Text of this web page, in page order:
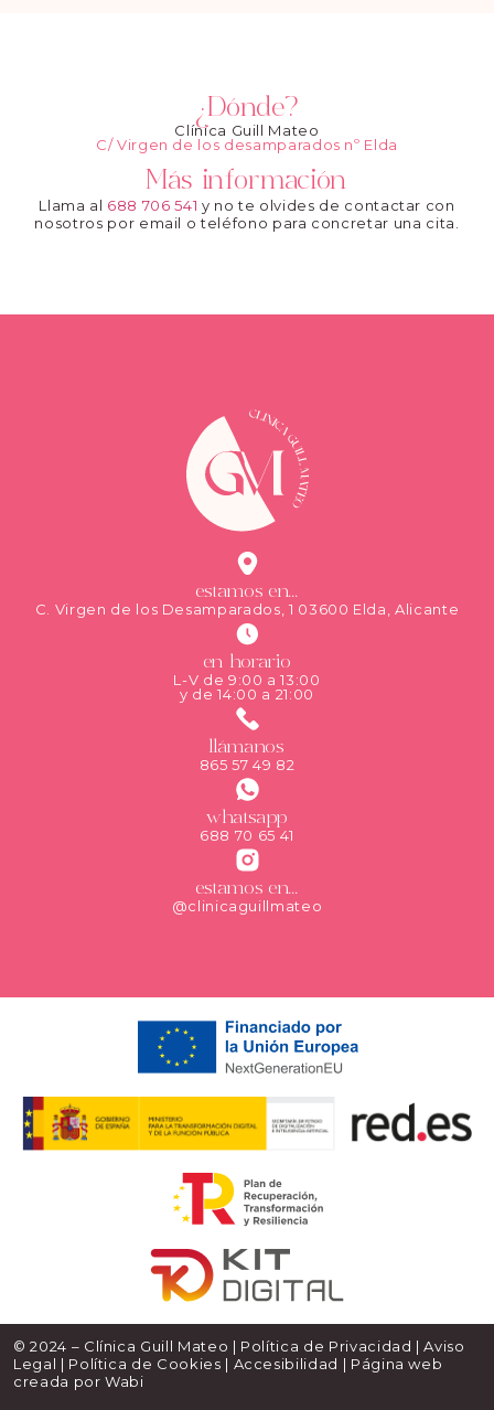
¿Dónde?
Clínica Guill Mateo
C/ Virgen de los desamparados nº Elda
Más información
Llama al 688 706 541 y no te olvides de contactar con
nosotros por email o teléfono para concretar una cita.
estamos en...
C. Virgen de los Desamparados, 1 03600 Elda, Alicante
en horario
L-V de 9:00 a 13:00
y de 14:00 a 21:00
llámanos
865 57 49 82
whatsapp
688 70 65 41
estamos en...
@clinicaguillmateo
© 2024 – Clínica Guill Mateo | Política de Privacidad |Aviso
Legal | Política de Cookies | Accesibilidad | Página web
creada porWabi